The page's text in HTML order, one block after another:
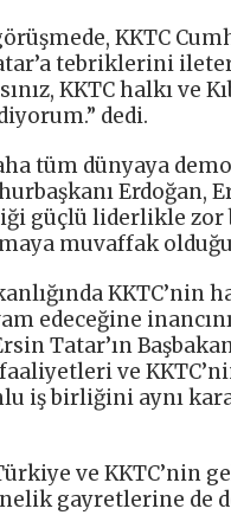
KKTC
tebriklerini
KKTC halkı ve
dedi.
tüm dünyaya
Erdoğan,
güçlü liderlikle zor
muvaffak
KKTC’nin
edeceğine
Tatar’ın
ve
iş birliğini aynı
ve KKTC’nin
gayretlerine de